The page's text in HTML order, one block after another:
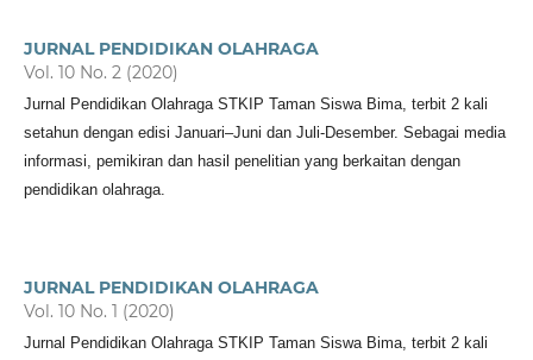
JURNAL PENDIDIKAN OLAHRAGA
Vol. 10 No. 2 (2020)
Jurnal Pendidikan Olahraga STKIP Taman Siswa Bima, terbit 2 kali
setahun dengan edisi Januari–Juni dan Juli-Desember. Sebagai media
informasi, pemikiran dan hasil penelitian yang berkaitan dengan
pendidikan olahraga.
JURNAL PENDIDIKAN OLAHRAGA
Vol. 10 No. 1 (2020)
Jurnal Pendidikan Olahraga STKIP Taman Siswa Bima, terbit 2 kali